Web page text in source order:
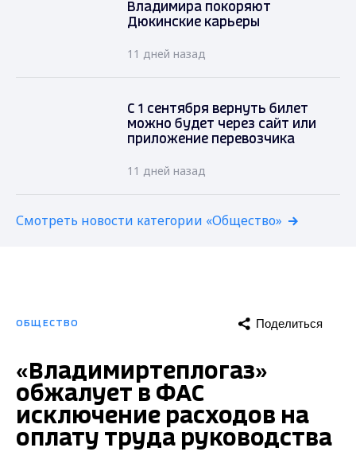
Владимира покоряют
Дюкинские карьеры
11 дней назад
С 1 сентября вернуть билет
можно будет через сайт или
приложение перевозчика
11 дней назад
Смотреть новости категории «Общество»
ОБЩЕСТВО Поделиться
«Владимиртеплогаз»
обжалует в ФАС
исключение расходов на
оплату труда руководства